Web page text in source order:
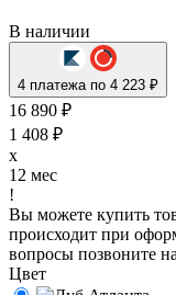
В наличии
4 платежа по 4 223 ₽
16 890 ₽
1 408 ₽
x
12 мес
!
Вы можете купить
происходит при
вопросы позвоните
Цвет